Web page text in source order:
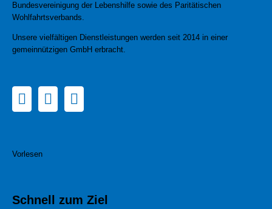
Bundesvereinigung der Lebenshilfe sowie des Paritätischen
Wohlfahrtsverbands.
Unsere vielfältigen Dienstleistungen werden seit 2014 in einer
gemeinnützigen GmbH erbracht.
Vorlesen
Schnell zum Ziel